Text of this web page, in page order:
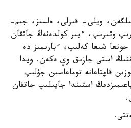
ويلى- قىرلى، ەلسىز، جىم-
وتىرىپ، ءبىر كولدەنەڭ جاتقان
شىعا كەلىپ، ءبارىمىز دە
استى جازىق وي ەكەن. ويدا
قاپتاعانە توماعاسىن جۇلىپ
استىندا جايىلىپ جاتقان